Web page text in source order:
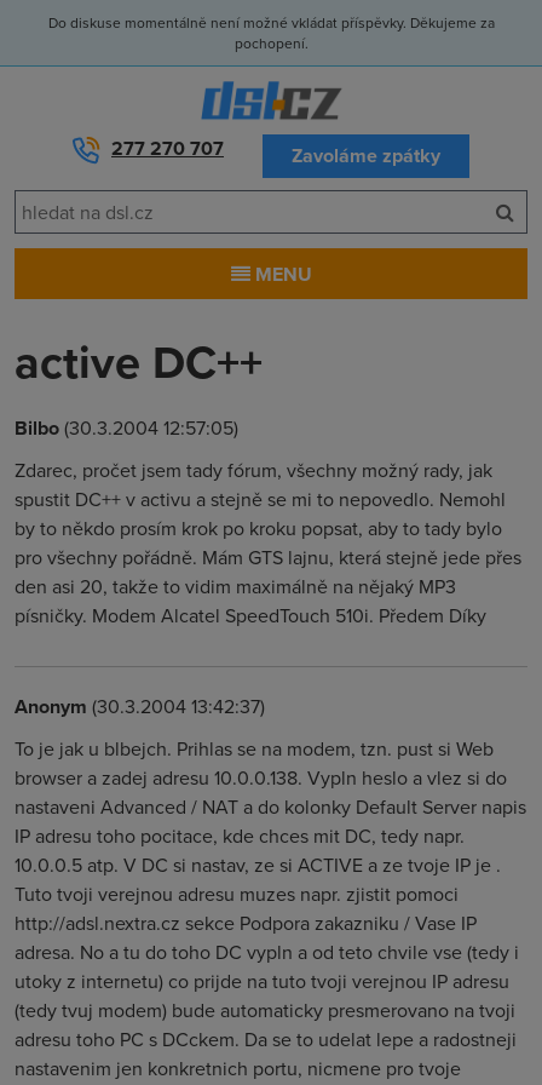
Do diskuse momentálně není možné vkládat příspěvky. Děkujeme za
pochopení.
277 270 707 Zavoláme zpátky
MENU
active DC++
Bilbo(30.3.2004 12:57:05)
Zdarec, pročet jsem tady fórum, všechny možný rady, jak
spustit DC++ v activu a stejně se mi to nepovedlo. Nemohl
by to někdo prosím krok po kroku popsat, aby to tady bylo
pro všechny pořádně. Mám GTS lajnu, která stejně jede přes
den asi 20, takže to vidim maximálně na nějaký MP3
písničky. Modem Alcatel SpeedTouch 510i. Předem Díky
Anonym (30.3.2004 13:42:37)
To je jak u blbejch. Prihlas se na modem, tzn. pust si Web
browser a zadej adresu 10.0.0.138. Vypln heslo a vlez si do
nastaveni Advanced / NAT a do kolonky Default Server napis
IP adresu toho pocitace, kde chces mit DC, tedy napr.
10.0.0.5 atp. V DC si nastav, ze si ACTIVE a ze tvoje IP je .
Tuto tvoji verejnou adresu muzes napr. zjistit pomoci
http://adsl.nextra.cz sekce Podpora zakazniku / Vase IP
adresa. No a tu do toho DC vypln a od teto chvile vse (tedy i
utoky z internetu) co prijde na tuto tvoji verejnou IP adresu
(tedy tvuj modem) bude automaticky presmerovano na tvoji
adresu toho PC s DCckem. Da se to udelat lepe a radostneji
nastavenim jen konkretnich portu, nicmene pro tvoje